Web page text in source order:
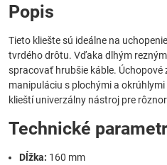
Popis
Tieto kliešte sú ideálne na
tvrdého drôtu. Vďaka dlhým
spracovať hrubšie káble. Úchopové
manipuláciu s plochými a
klieští univerzálny nástroj pre
Technické
Dĺžka: 160 mm